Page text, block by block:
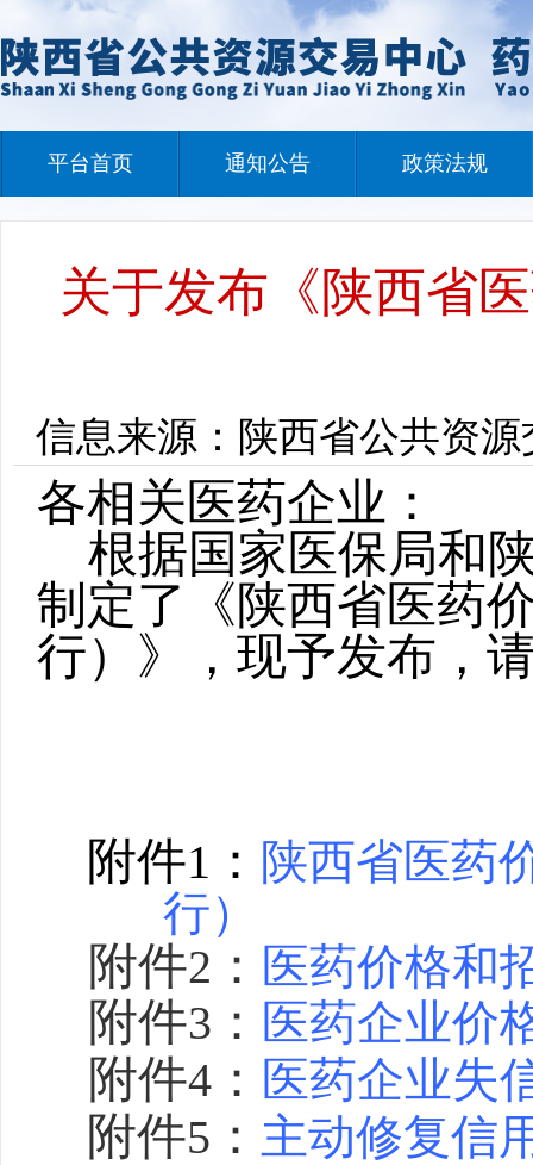
平台首页 通知公告 政策法规
关于发布《陕西省
信息来源：陕西省公共资源
各相关医药企业：
根据国家医保局和
制定了《陕西省医药
行）》，现予发布，
附件1 ： 陕西省医药
行）
附件2 ： 医药价格和
附件3 ： 医药企业价
附件4： 医药企业失
附件5 ： 主动修复信